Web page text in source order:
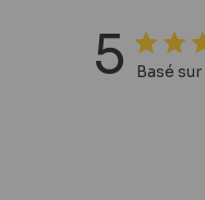
5 Basé sur